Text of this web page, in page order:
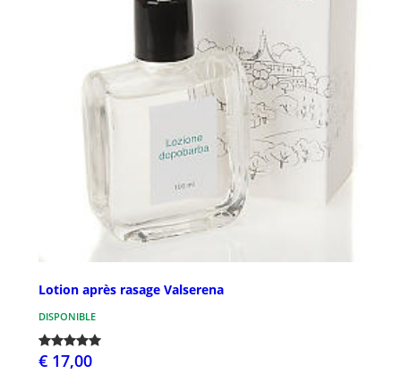
Lotion après rasage Valserena
DISPONIBLE
€ 17,00